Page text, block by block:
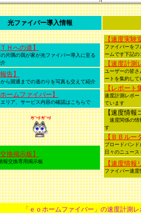
光ファイバー導入情報
Ｈへの道】
片隅の我が家が光ファイバー導入に至る
告】
ら開通までの道のりを写真も交えて紹介
ホームファイバー】
リア、サービス内容の確認はこちらで
換掲示板】
報交換専用掲示板
【速度実験
ファイバーを
ームです下記
【速度計
ユーザーの皆
ートを集約して
【レポート
速度計測レポー
ています
【速度情報
速度関係の情
す
【ＢＢル
ブロードバン
日々のニュース
【速度情
ファイバー速
「ｅｏホームファイバー」の速度計